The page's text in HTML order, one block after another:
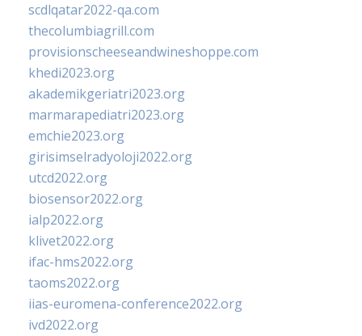
scdlqatar2022-qa.com
thecolumbiagrill.com
provisionscheeseandwineshoppe.com
khedi2023.org
akademikgeriatri2023.org
marmarapediatri2023.org
emchie2023.org
girisimselradyoloji2022.org
utcd2022.org
biosensor2022.org
ialp2022.org
klivet2022.org
ifac-hms2022.org
taoms2022.org
iias-euromena-conference2022.org
ivd2022.org